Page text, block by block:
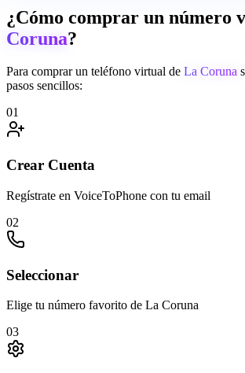
¿Cómo comprar un número
Coruna?
Para comprar un teléfono virtual de La Coruna
pasos sencillos:
01
Crear Cuenta
Regístrate en VoiceToPhone con tu email
02
Seleccionar
Elige tu número favorito de La Coruna
03